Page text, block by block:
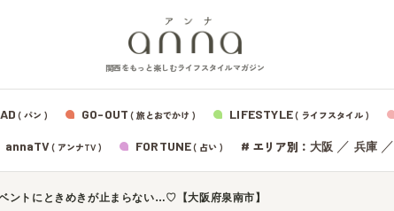
関西をもっと楽しむライフスタイルマガジン
( パン ) GO-OUT ( 旅とおでかけ ) LIFESTYLE( ライフスタイル )
annaTV( アンナTV ) FORTUNE( 占い ) # エリア別： 大阪 ／ 兵庫／
ントにときめきが止まらない…♡【大阪府泉南市】